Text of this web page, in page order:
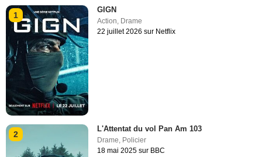
1
GIGN
Action, Drame
22 juillet 2026 sur Netflix
2
L'Attentat du vol Pan Am 103
Drame Policier
18 mai 2025 sur BBC